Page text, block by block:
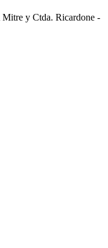
Mitre y Ctda. Ricardone -